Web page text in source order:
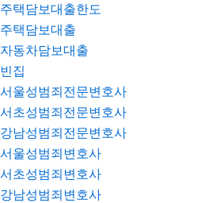
주택담보대출한도
주택담보대출
자동차담보대출
빈집
서울성범죄전문변호사
서초성범죄전문변호사
강남성범죄전문변호사
서울성범죄변호사
서초성범죄변호사
강남성범죄변호사